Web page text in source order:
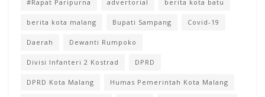
#Rapat Paripurna advertorial berita kota batu
berita kota malang Bupati Sampang Covid-19
Daerah Dewanti Rumpoko
Divisi Infanteri 2 Kostrad DPRD
DPRD Kota Malang Humas Pemerintah Kota Malang